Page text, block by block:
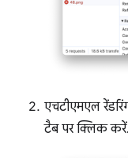
एचटीएमएल
टैब पर क्लिक करें.